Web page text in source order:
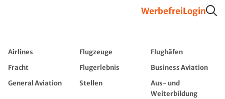
WerbefreiLogin
Airlines Flugzeuge
Flughäfen
Fracht
Flugerlebnis
Business Aviation
General Aviation
Stellen
Aus- und
Weiterbildung